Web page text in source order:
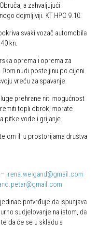
a zahvaljujući
dojmljiviji. KT HPO 9.10.
svaki vozač automobila
kn.
oprema i oprema za
nudi posteljinu po cijeni
vreću za spavanje.
prehrane niti mogućnost
topli obrok, morate
pitke vode i grijanje.
ili u prostorijama društva
irena.weigand@gmail.com
potvrđuje da ispunjava
sudjelovanje na istom, da
da će se u skladu s